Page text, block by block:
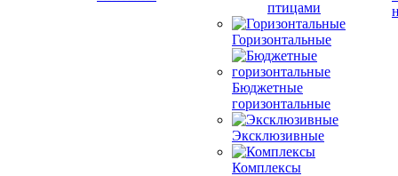
птицами
Горизонтальные
Бюджетные
горизонтальные
Эксклюзивные
Комплексы